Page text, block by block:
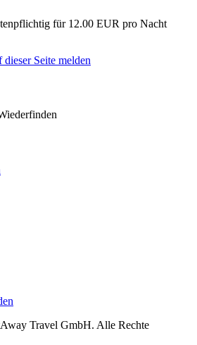
für 12.00 EUR pro Nacht
Seite melden
Travel GmbH. Alle Rechte